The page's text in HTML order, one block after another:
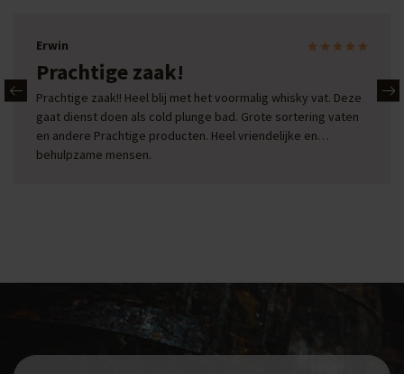
Erwin
Prachtige zaak!
Prachtige zaak!! Heel blij met het voormalig whisky vat. Deze
gaat dienst doen als cold plunge bad. Grote sortering vaten
en andere Prachtige producten. Heel vriendelijke en
behulpzame mensen.